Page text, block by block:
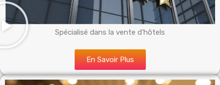
Spécialisé dans la vente d’hôtels
En Savoir Plus